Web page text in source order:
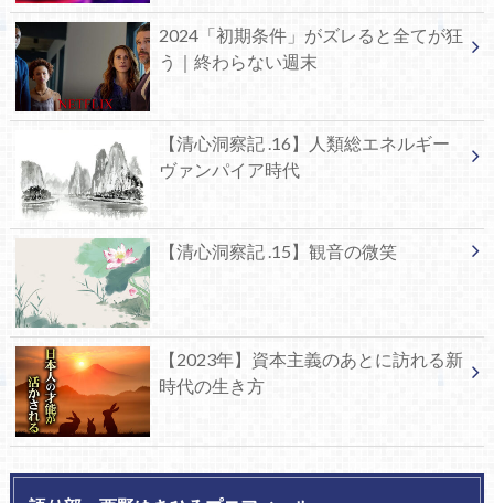
2024「初期条件」がズレると全てが狂
う｜終わらない週末
【清心洞察記 .16】人類総エネルギー
ヴァンパイア時代
【清心洞察記 .15】観音の微笑
【2023年】資本主義のあとに訪れる新
時代の生き方